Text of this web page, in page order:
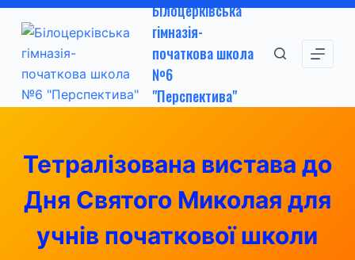
П
е
р
е
й
Білоцерківська
гімназія-
початкова школа
№6
"Перспектива"
Тетралізована вистава до
Дня Святого Миколая для
учнів початкової школи